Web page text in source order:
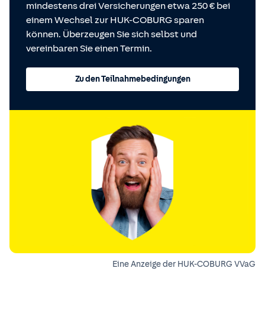
mindestens drei Versicherungen etwa 250 € bei
einem Wechsel zur HUK-COBURG sparen
können. Überzeugen Sie sich selbst und
vereinbaren Sie einen Termin.
Zu den Teilnahmebedingungen
Eine Anzeige der HUK-COBURG VVaG